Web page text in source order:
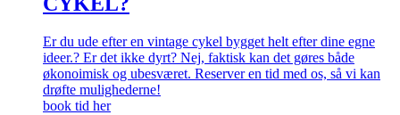
Er du ude efter en vintage cykel bygget helt efter dine egne
ideer.? Er det ikke dyrt? Nej, faktisk kan det gøres både
økonoimisk og ubesværet. Reserver en tid med os, så vi kan
drøfte mulighederne!
book tid her